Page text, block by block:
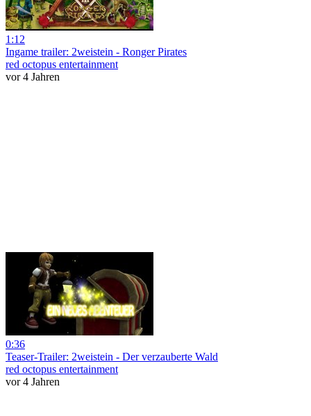
1:12
Ingame trailer: 2weistein - Ronger Pirates
red octopus entertainment
vor 4 Jahren
0:36
Teaser-Trailer: 2weistein - Der verzauberte Wald
red octopus entertainment
vor 4 Jahren